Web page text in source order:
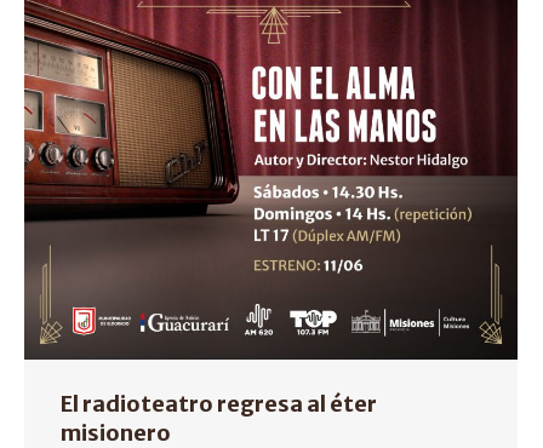
El radioteatro regresa al éter
misionero